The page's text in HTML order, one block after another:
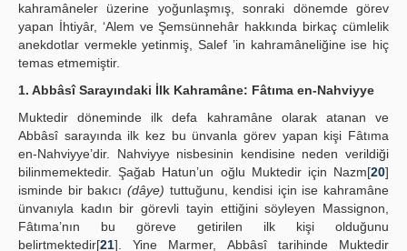
kahramâneler üzerine yoğunlaşmış, sonraki dönemde görev
yapan İhtiyâr, ‘Alem ve Şemsünnehâr hakkında birkaç cümlelik
anekdotlar vermekle yetinmiş, Salef ’in kahramâneliğine ise hiç
temas etmemiştir.
1. Abbâsî Sarayındaki İlk Kahramâne: Fâtıma en-Nahviyye
Muktedir döneminde ilk defa kahramâne olarak atanan ve
Abbâsî sarayında ilk kez bu ünvanla görev yapan kişi Fâtıma
en-Nahviyye’dir. Nahviyye nisbesinin kendisine neden verildiği
bilinmemektedir. Şağab Hatun’un oğlu Muktedir için Nazm[20]
isminde bir bakıcı (dâye) tuttuğunu, kendisi için ise kahramâne
ünvanıyla kadın bir görevli tayin ettiğini söyleyen Massignon,
Fâtıma’nın bu göreve getirilen ilk kişi olduğunu
belirtmektedir[21]. Yine Marmer, Abbâsî tarihinde Muktedir